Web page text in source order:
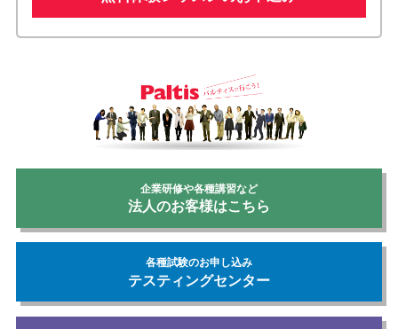
企業研修や各種講習など
法人のお客様はこちら
各種試験のお申し込み
テスティングセンター